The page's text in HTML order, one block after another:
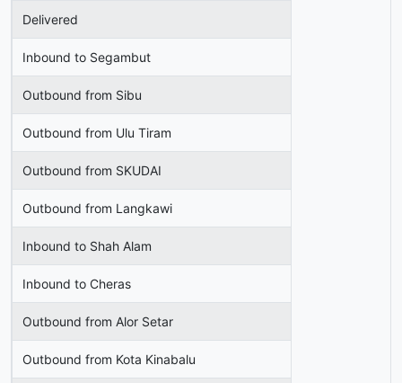
Delivered
Inbound to Segambut
Outbound from Sibu
Outbound from Ulu Tiram
Outbound from SKUDAI
Outbound from Langkawi
Inbound to Shah Alam
Inbound to Cheras
Outbound from Alor Setar
Outbound from Kota Kinabalu